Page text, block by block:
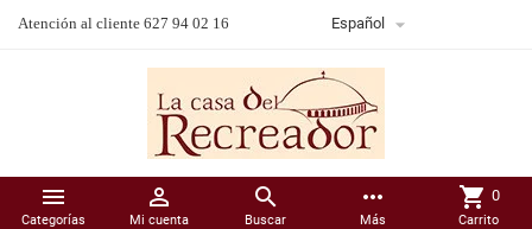
Atención al cliente 627 94 02 16 Español 

Categorías

Mi cuenta

Buscar
more_horiz
Más
shopping_cart 0
Carrito